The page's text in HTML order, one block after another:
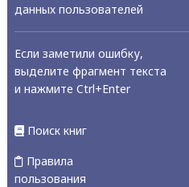
данных пользователей
Если заметили ошибку,
выделите фрагмент текста
и нажмите Ctrl+Enter
Поиск книг
Правила
пользования